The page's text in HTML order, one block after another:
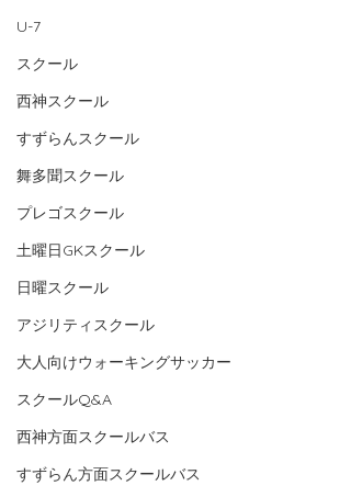
U-7
スクール
西神スクール
すずらんスクール
舞多聞スクール
プレゴスクール
土曜日GKスクール
日曜スクール
アジリティスクール
大人向けウォーキングサッカー
スクールQ&A
西神方面スクールバス
すずらん方面スクールバス